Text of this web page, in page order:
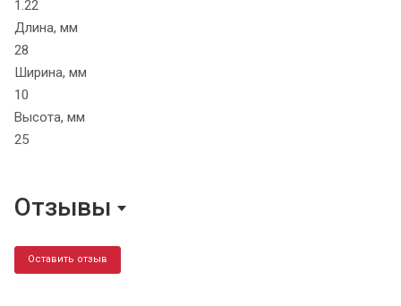
1.22
Длина, мм
28
Ширина, мм
10
Высота, мм
25
Отзывы
Оставить отзыв